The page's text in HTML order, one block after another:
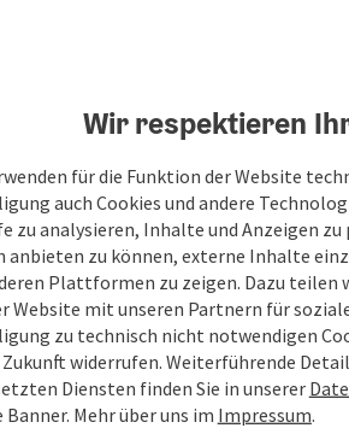
Gemeinsam finden wir einen
aktivieren.
Wir respektieren
für die Funktion der Website
auch Cookies und andere
zu analysieren, Inhalte und Anzeigen
anbieten zu können, externe Inhalte
Plattformen zu zeigen. Dazu
Website mit unseren Partnern für
zu technisch nicht notwendigen
widerrufen. Weiterführende
Diensten finden Sie in unserer
Banner. Mehr über uns im Impressum.